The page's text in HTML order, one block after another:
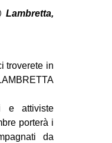
Lambretta,
troverete in
e attiviste
porterà i
da